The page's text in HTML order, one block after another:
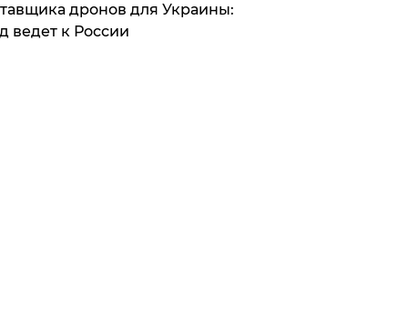
дронов для Украины:
ведет к России